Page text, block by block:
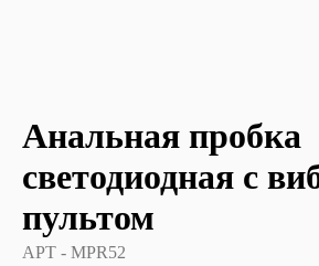
Анальная пробка
светодиодная с
пультом
АРТ - MPR52